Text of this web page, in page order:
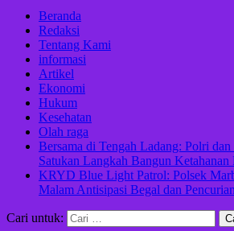
Beranda
Redaksi
Tentang Kami
informasi
Artikel
Ekonomi
Hukum
Kesehatan
Olah raga
Bersama di Tengah Ladang: Polri dan
Satukan Langkah Bangun Ketahanan
KRYD Blue Light Patrol: Polsek
Malam Antisipasi Begal dan Pencurian
Cari untuk: